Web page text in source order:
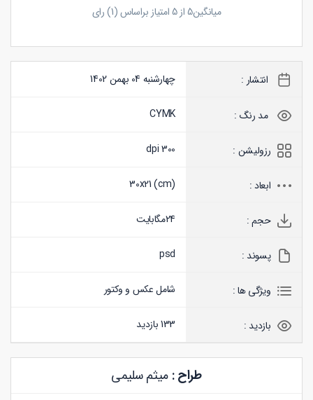
میانگین5از5امتیاز براساس (1) رای
انتشار : چهارشنبه 04 بهمن 1402
مد رنگ : CYMK
رزولیشن : 300 dpi
ابعاد : 30x21 (cm)
حجم : 24مگابایت
پسوند : psd
ویژگی ها : شامل عکس و وکتور
بازدید : 133 بازدید
طراح :میثم سلیمی